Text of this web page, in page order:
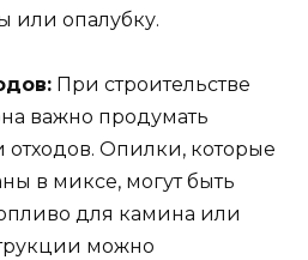
или опалубку.
При строительстве
важно продумать
отходов. Опилки, которые
в миксе, могут быть
для камина или
можно